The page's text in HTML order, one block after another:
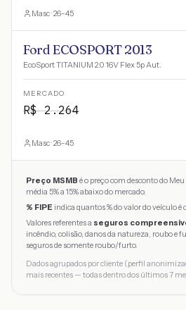
Masc · 26-45
Ford ECOSPORT 2013
EcoSport TITANIUM 2.0 16V Flex 5p Aut.
MERCADO
R$2.264
Masc · 26-45
Preço MSMB é o preço com desconto do
média 5% a 15% abaixo do mercado.
% FIPE indica quantos % do valor do veículo é
Valores referentes a seguros
incêndio, colisão, danos da natureza, roubo e
seguros de somente roubo/furto.
Dados agrupados por cliente (perfil
mais recentes — todas dentro dos últimos 7